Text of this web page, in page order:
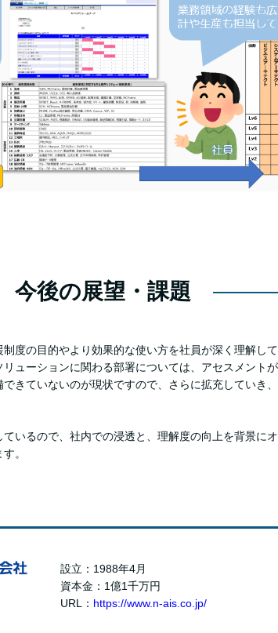
今後の展望・課題
度の目的やより効果的な使い方を社員が深く理解し
ューションに関わる部署については、アセスメント
きていないのが現状ですので、さらに拡充していき
いるので、社内での浸透と、理解度の向上を背景に
。
設立：1988年4月
資本金：1億1千万円
URL： https://www.n-ais.co.jp/